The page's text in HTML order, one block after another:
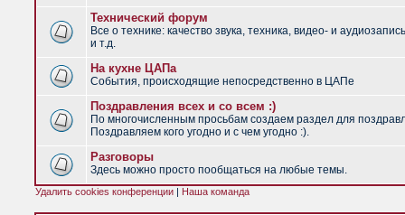
Технический форум
Все о технике: качество звука, техника, видео- и
и т.д.
На кухне ЦАПа
События, происходящие непосредственно в ЦАПе
Поздравления всех и со всем :)
По многочисленным просьбам создаем раздел для
Поздравляем кого угодно и с чем угодно :).
Разговоры
Здесь можно просто пообщаться на любые темы.
Удалить cookies конференции | Наша команда